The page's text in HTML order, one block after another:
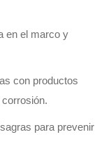
en el marco y
con productos
para prevenir